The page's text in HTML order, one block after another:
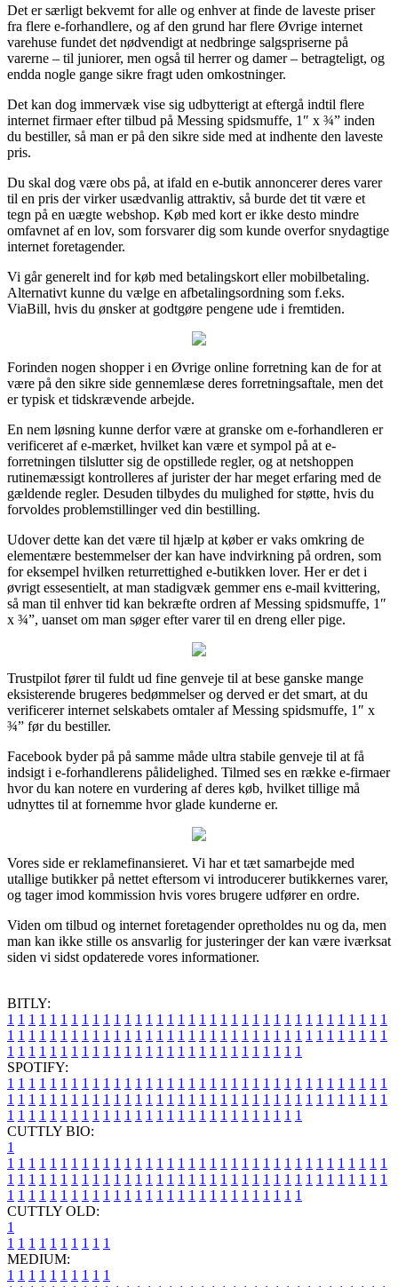
Det er særligt bekvemt for alle og enhver at finde de laveste priser
fra flere e-forhandlere, og af den grund har flere Øvrige internet
varehuse fundet det nødvendigt at nedbringe salgspriserne på
varerne – til juniorer, men også til herrer og damer – betragteligt, og
endda nogle gange sikre fragt uden omkostninger.
Det kan dog immervæk vise sig udbytterigt at eftergå indtil flere
internet firmaer efter tilbud på Messing spidsmuffe, 1″ x ¾” inden
du bestiller, så man er på den sikre side med at indhente den laveste
pris.
Du skal dog være obs på, at ifald en e-butik annoncerer deres varer
til en pris der virker usædvanlig attraktiv, så burde det tit være et
tegn på en uægte webshop. Køb med kort er ikke desto mindre
omfavnet af en lov, som forsvarer dig som kunde overfor snydagtige
internet foretagender.
Vi går generelt ind for køb med betalingskort eller mobilbetaling.
Alternativt kunne du vælge en afbetalingsordning som f.eks.
ViaBill, hvis du ønsker at godtgøre pengene ude i fremtiden.
Forinden nogen shopper i en Øvrige online forretning kan de for at
være på den sikre side gennemlæse deres forretningsaftale, men det
er typisk et tidskrævende arbejde.
En nem løsning kunne derfor være at granske om e-forhandleren er
verificeret af e-mærket, hvilket kan være et sympol på at e-
forretningen tilslutter sig de opstillede regler, og at netshoppen
rutinemæssigt kontrolleres af jurister der har meget erfaring med de
gældende regler. Desuden tilbydes du mulighed for støtte, hvis du
forvoldes problemstillinger ved din bestilling.
Udover dette kan det være til hjælp at køber er vaks omkring de
elementære bestemmelser der kan have indvirkning på ordren, som
for eksempel hvilken returrettighed e-butikken lover. Her er det i
øvrigt essesentielt, at man stadigvæk gemmer ens e-mail kvittering,
så man til enhver tid kan bekræfte ordren af Messing spidsmuffe, 1″
x ¾”, uanset om man søger efter varer til en dreng eller pige.
Trustpilot fører til fuldt ud fine genveje til at bese ganske mange
eksisterende brugeres bedømmelser og derved er det smart, at du
verificerer internet selskabets omtaler af Messing spidsmuffe, 1″ x
¾” før du bestiller.
Facebook byder på på samme måde ultra stabile genveje til at få
indsigt i e-forhandlerens pålidelighed. Tilmed ses en række e-firmaer
hvor du kan notere en vurdering af deres køb, hvilket tillige må
udnyttes til at fornemme hvor glade kunderne er.
Vores side er reklamefinansieret. Vi har et tæt samarbejde med
utallige butikker på nettet eftersom vi introducerer butikkernes varer,
og tager imod kommission hvis vores brugere udfører en ordre.
Viden om tilbud og internet foretagender opretholdes nu og da, men
man kan ikke stille os ansvarlig for justeringer der kan være iværksat
siden vi sidst opdaterede vores informationer.
BITLY:
1 1 1 1 1 1 1 1 1 1 1 1 1 1 1 1 1 1 1 1 1 1 1 1 1 1 1 1 1 1 1 1 1 1 1 1
1 1 1 1 1 1 1 1 1 1 1 1 1 1 1 1 1 1 1 1 1 1 1 1 1 1 1 1 1 1 1 1 1 1 1 1
1 1 1 1 1 1 1 1 1 1 1 1 1 1 1 1 1 1 1 1 1 1 1 1 1 1 1 1
SPOTIFY:
1 1 1 1 1 1 1 1 1 1 1 1 1 1 1 1 1 1 1 1 1 1 1 1 1 1 1 1 1 1 1 1 1 1 1 1
1 1 1 1 1 1 1 1 1 1 1 1 1 1 1 1 1 1 1 1 1 1 1 1 1 1 1 1 1 1 1 1 1 1 1 1
1 1 1 1 1 1 1 1 1 1 1 1 1 1 1 1 1 1 1 1 1 1 1 1 1 1 1 1
CUTTLY BIO:
1
1 1 1 1 1 1 1 1 1 1 1 1 1 1 1 1 1 1 1 1 1 1 1 1 1 1 1 1 1 1 1 1 1 1 1 1
1 1 1 1 1 1 1 1 1 1 1 1 1 1 1 1 1 1 1 1 1 1 1 1 1 1 1 1 1 1 1 1 1 1 1 1
1 1 1 1 1 1 1 1 1 1 1 1 1 1 1 1 1 1 1 1 1 1 1 1 1 1 1 1
CUTTLY OLD:
1
1 1 1 1 1 1 1 1 1 1
MEDIUM:
1 1 1 1 1 1 1 1 1 1